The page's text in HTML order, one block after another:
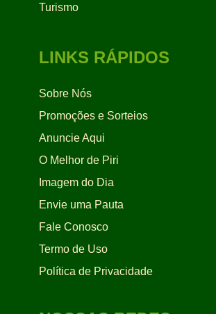
Turismo
LINKS RÁPIDOS
Sobre Nós
Promoções e Sorteios
Anuncie Aqui
O Melhor de Piri
Imagem do Dia
Envie uma Pauta
Fale Conosco
Termo de Uso
Política de Privacidade